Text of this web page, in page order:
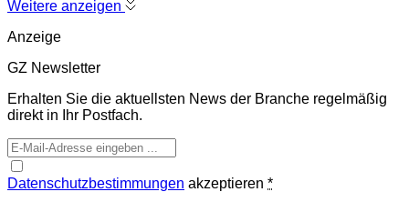
Weitere anzeigen
Anzeige
GZ Newsletter
Erhalten Sie die aktuellsten News der Branche regelmäßig
direkt in Ihr Postfach.
Datenschutzbestimmungen akzeptieren *